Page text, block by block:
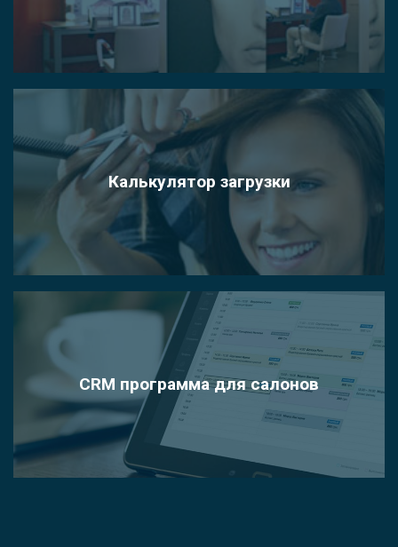
Калькулятор загрузки
CRM программа для салонов